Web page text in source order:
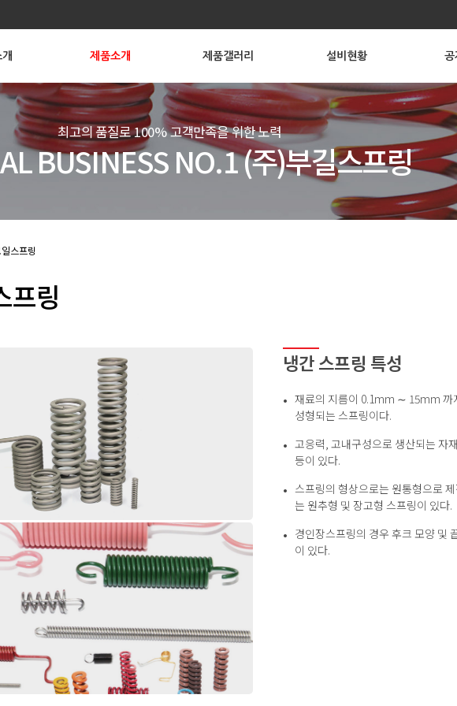
제품소개 제품갤러리 설비현황 공
최고의 품질로 100% 고객만족을 위한 노력
BUSINESS NO.1 (주)부길스프링
스프링
프링
냉간 스프링 특성
재료의 지름이 0.1mm ∼ 15mm 까
성형되는 스프링이다.
고응력, 고내구성으로 생산되는 자
등이 있다.
스프링의 형상으로는 원통형으로
는 원추형 및 장고형 스프링이 있다.
경인장스프링의 경우 후크 모양 및
이 있다.